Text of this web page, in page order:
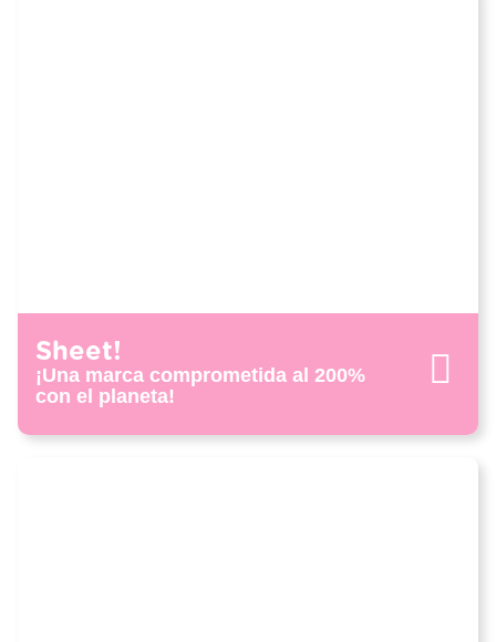
Sheet!
¡Una marca comprometida al 200%
con el planeta!